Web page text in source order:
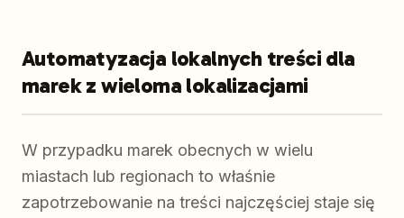
Automatyzacja lokalnych treści dla
marek z wieloma lokalizacjami
W przypadku marek obecnych w wielu
miastach lub regionach to właśnie
zapotrzebowanie na treści najczęściej staje się